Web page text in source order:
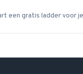
een gratis ladder voor